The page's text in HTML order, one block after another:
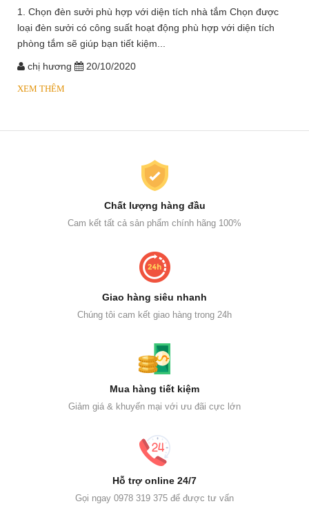
1. Chọn đèn sưởi phù hợp với diện tích nhà tắm Chọn được
loại đèn sưởi có công suất hoạt động phù hợp với diện tích
phòng tắm sẽ giúp bạn tiết kiệm...
chị hương 20/10/2020
XEM THÊM
Chất lượng hàng đầu
Cam kết tất cả sản phẩm chính hãng 100%
Giao hàng siêu nhanh
Chúng tôi cam kết giao hàng trong 24h
Mua hàng tiết kiệm
Giảm giá & khuyến mại với ưu đãi cực lớn
Hỗ trợ online 24/7
Gọi ngay 0978 319 375 để được tư vấn